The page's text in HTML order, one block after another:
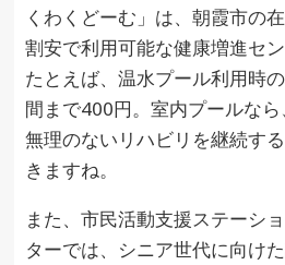
くわくどーむ」は、朝霞市の
割安で利用可能な健康増進セン
たとえば、温水プール利用時
間まで400円。室内プールなら
無理のないリハビリを継続す
きますね。
また、市民活動支援ステーシ
ターでは、シニア世代に向け